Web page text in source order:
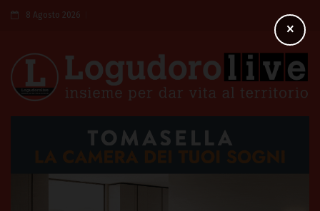
8 Agosto 2026
×